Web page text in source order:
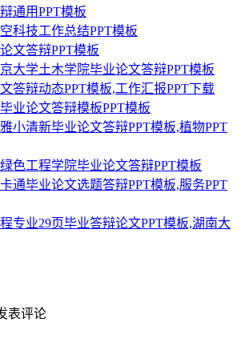
通用PPT模板
科技工作总结PPT模板
文答辩PPT模板
大学土木学院毕业论文答辩PPT模板
答辩动态PPT模板,工作汇报PPT下载
业论文答辩模板PPT模板
小清新毕业论文答辩PPT模板,植物PPT
色工程学院毕业论文答辩PPT模板
通毕业论文选题答辩PPT模板,服务PPT
专业29页毕业答辩论文PPT模板,湖南大
表评论